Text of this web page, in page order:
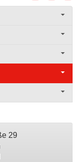
29